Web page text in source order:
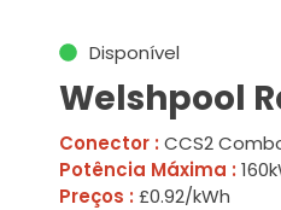
Disponível
Welshpool
Conector : CCS2
Potência Máxima :
Preços : £0.92/kWh